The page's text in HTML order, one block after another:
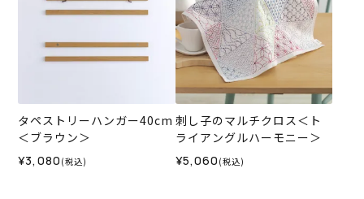
タペストリーハンガー40cm
＜ブラウン＞
¥3,080 (税込)
刺し子のマルチクロス＜ト
ライアングルハーモニー＞
¥5,060 (税込)